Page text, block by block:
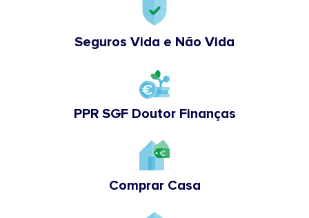
Seguros Vida e Não Vida
PPR SGF Doutor Finanças
Comprar Casa